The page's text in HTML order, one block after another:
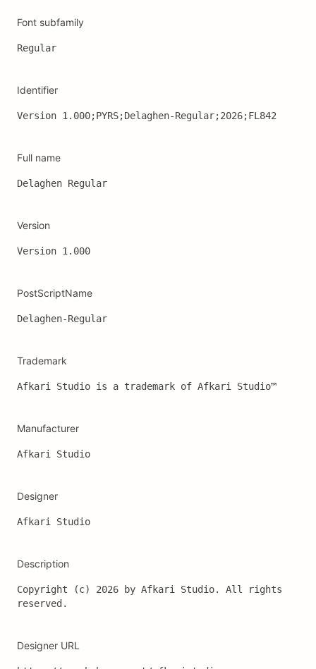
Font subfamily
Regular
Identifier
Version 1.000;PYRS;Delaghen-Regular;2026;FL842
Full name
Delaghen Regular
Version
Version 1.000
PostScriptName
Delaghen-Regular
Trademark
Manufacturer
Afkari Studio
Designer
Description
Copyright (c) 2026 by Afkari Studio. All rights
reserved.
Designer URL